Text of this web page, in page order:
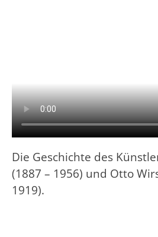
Die Geschichte des
(1887 – 1956) und Otto
1919).